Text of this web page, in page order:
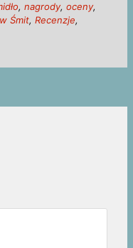
, nagrody, oceny,
Śmit, Recenzje,